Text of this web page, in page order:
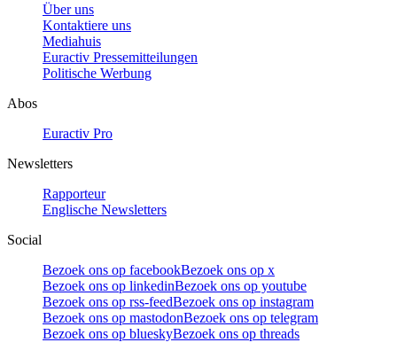
Über uns
Kontaktiere uns
Mediahuis
Euractiv Pressemitteilungen
Politische Werbung
Abos
Euractiv Pro
Newsletters
Rapporteur
Englische Newsletters
Social
Bezoek ons op facebookBezoek ons op x
Bezoek ons op linkedinBezoek ons op youtube
Bezoek ons op rss-feedBezoek ons op instagram
Bezoek ons op mastodonBezoek ons op telegram
Bezoek ons op blueskyBezoek ons op threads